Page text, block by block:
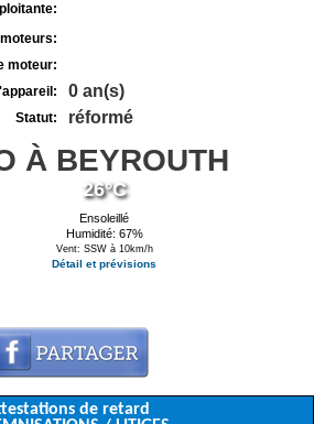
moteur:
0 an(s)
Statut: réformé
À BEYROUTH
26°C
Ensoleillé
Humidité: 67%
Vent: SSW à 10km/h
Détail et prévisions
de retard